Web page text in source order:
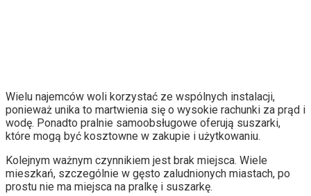
Wielu najemców woli korzystać ze wspólnych instalacji,
ponieważ unika to martwienia się o wysokie rachunki za prąd i
wodę. Ponadto pralnie samoobsługowe oferują suszarki,
które mogą być kosztowne w zakupie i użytkowaniu.
Kolejnym ważnym czynnikiem jest brak miejsca. Wiele
mieszkań, szczególnie w gęsto zaludnionych miastach, po
prostu nie ma miejsca na pralkę i suszarkę.